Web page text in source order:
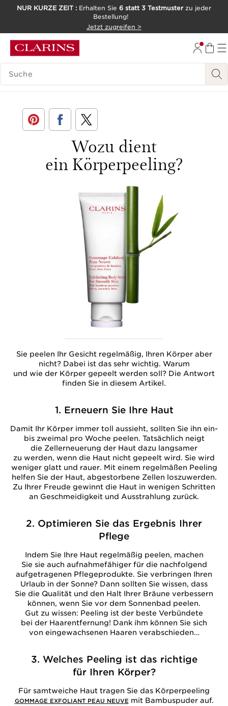
NUR KURZE ZEIT : Erhalten Sie 6 statt 3 Testmusterzu jeder
Bestellung!
Jetzt zugreifen >
LEGENDE SUCHEN
< Zurück
Wozu dient
ein Körperpeeling?
Sie peelen Ihr Gesicht regelmäßig, Ihren Körper aber
nicht? Dabei ist das sehr wichtig. Warum
und wie der Körper gepeelt werden soll? Die Antwort
finden Sie in diesem Artikel.
1. Erneuern Sie Ihre Haut
Damit Ihr Körper immer toll aussieht, sollten Sie ihn ein-
bis zweimal pro Woche peelen. Tatsächlich neigt
die Zellerneuerung der Haut dazu langsamer
zu werden, wenn die Haut nicht gepeelt wird. Sie wird
weniger glatt und rauer. Mit einem regelmäßen Peeling
helfen Sie der Haut, abgestorbene Zellen loszuwerden.
Zu Ihrer Freude gewinnt die Haut in wenigen Schritten
an Geschmeidigkeit und Ausstrahlung zurück.
2. Optimieren Sie das Ergebnis Ihrer
Pflege
Indem Sie Ihre Haut regelmäßig peelen, machen
Sie sie auch aufnahmefähiger für die nachfolgend
aufgetragenen Pflegeprodukte. Sie verbringen Ihren
Urlaub in der Sonne? Dann sollten Sie wissen, dass
Sie die Qualität und den Halt Ihrer Bräune verbessern
können, wenn Sie vor dem Sonnenbad peelen.
Gut zu wissen: Peeling ist der beste Verbündete
bei der Haarentfernung! Dank ihm können Sie sich
von eingewachsenen Haaren verabschieden…
3. Welches Peeling ist das richtige
für Ihren Körper?
Für samtweiche Haut tragen Sie das Körperpeeling
GOMMAGE EXFOLIANT PEAU NEUVE mit Bambuspuder auf.